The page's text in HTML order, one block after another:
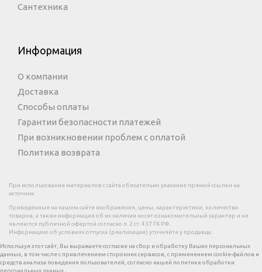
Сантехника
Информация
О компании
Доставка
Способы оплаты
Гарантии безопасности платежей
При возникновении проблем с оплатой
Политика возврата
При использовании материалов с сайта обязательно указание прямой ссылки на
источник.
Приведённые на нашем сайте изображения, цены, характеристики, количество
товаров, а также информация об их наличии носят ознакомительный характер и не
являются публичной офертой согласно п. 2 ст. 437 ГК РФ.
Информацию об условиях отпуска (реализации) уточняйте у продавца.
Используя этот сайт, Вы выражаете согласие на сбор и обработку Ваших персональных
данных, в том числе с привлечением сторонних сервисов, с применением cookie-файлов и
средств анализа поведения пользователей, согласно нашей политике обработки
персональных данных.